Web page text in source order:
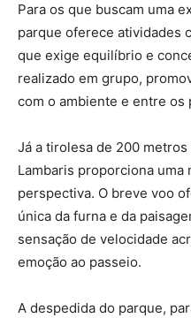
Para os que buscam uma
parque oferece atividades
que exige equilíbrio e
realizado em grupo,
com o ambiente e entre os
Já a tirolesa de 200
Lambaris proporciona uma
perspectiva. O breve voo
única da furna e da
sensação de velocidade
emoção ao passeio.
A despedida do parque,